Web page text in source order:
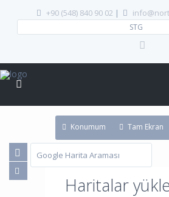
+90 (548) 840 90 02 |
STG
Haritalar
Konumum Tam Ekran